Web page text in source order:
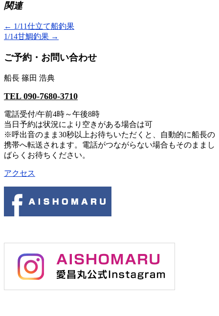
関連
← 1/11仕立て船釣果
1/14甘鯛釣果 →
ご予約・お問い合わせ
船長 篠田 浩典
TEL 090-7680-3710
電話受付/午前4時～午後8時
当日予約は状況により空きがある場合は可
※呼出音のまま30秒以上お待ちいただくと、自動的に船長の
携帯へ転送されます。電話がつながらない場合もそのままし
ばらくお待ちください。
アクセス